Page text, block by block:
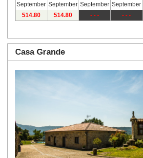
September September September September
514.80 514.80 - - - - - -
Casa Grande